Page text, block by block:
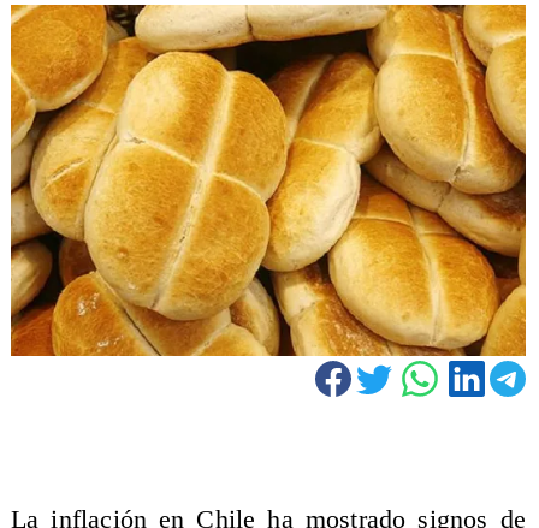
La inflación en Chile ha mostrado signos de